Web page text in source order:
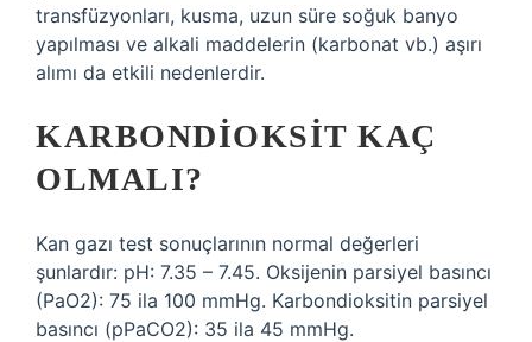
transfüzyonları, kusma, uzun süre soğuk banyo
yapılması ve alkali maddelerin (karbonat vb.) aşırı
alımı da etkili nedenlerdir.
KARBONDIOKSIT KAÇ
OLMALI?
Kan gazı test sonuçlarının normal değerleri
şunlardır: pH: 7.35 – 7.45. Oksijenin parsiyel basıncı
(PaO2): 75 ila 100 mmHg. Karbondioksitin parsiyel
basıncı (pPaCO2): 35 ila 45 mmHg.